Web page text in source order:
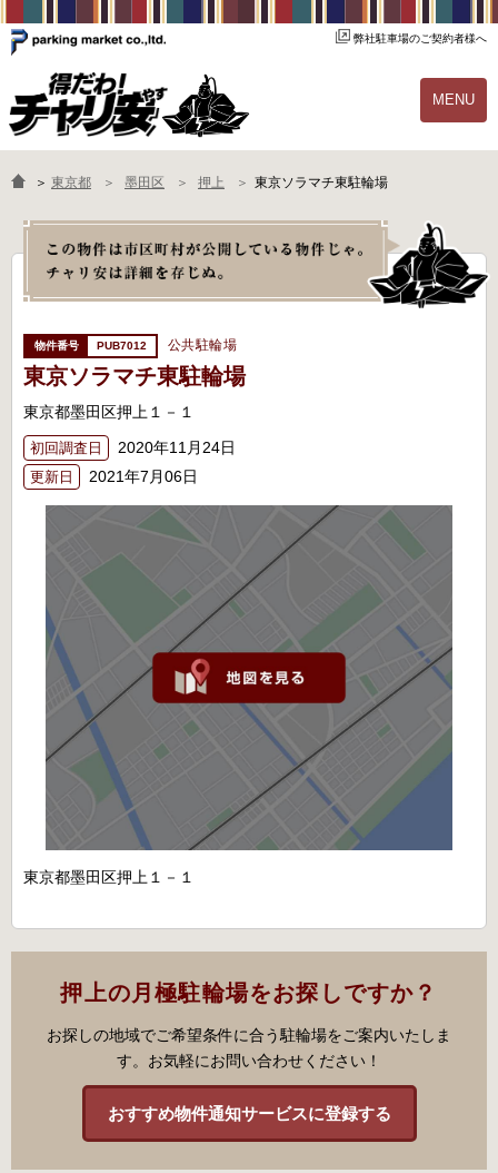
弊社駐車場のご契約者様へ
MENU
物件一覧 ご契約の流れ
よくあるご質問 駐輪場オーナー様へ
＞ 東京都 墨田区 押上 東京ソラマチ東駐輪場
PUB7012 公共駐輪場
東京ソラマチ東駐輪場
東京都墨田区押上１－１
初回調査日 2020年11月24日
更新日 2021年7月06日
東京都墨田区押上１－１
押上の月極駐輪場をお探しですか？
お探しの地域でご希望条件に合う駐輪場をご案内いたしま
す。お気軽にお問い合わせください！
おすすめ物件通知サービスに登録する